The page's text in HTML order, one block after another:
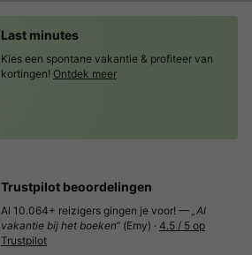
Last minutes
Kies een spontane vakantie & profiteer van
kortingen! Ontdek meer
Trustpilot beoordelingen
Al 10.064+ reizigers gingen je voor! — „Al
vakantie bij het boeken“ (Emy) · 4.5 / 5 op
Trustpilot